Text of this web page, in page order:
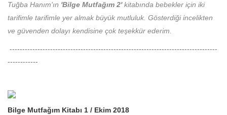
Tuğba Hanım'ın 'Bilge Mutfağım 2'kitabında bebekler için iki
tarifimle tarifimle yer almak büyük mutluluk. Gösterdiği incelikten
ve güvenden dolayı kendisine çok teşekkür ederim.
----------------------------------------------------------------------------------
------------
Bilge Mutfağım Kitabı 1 / Ekim 2018